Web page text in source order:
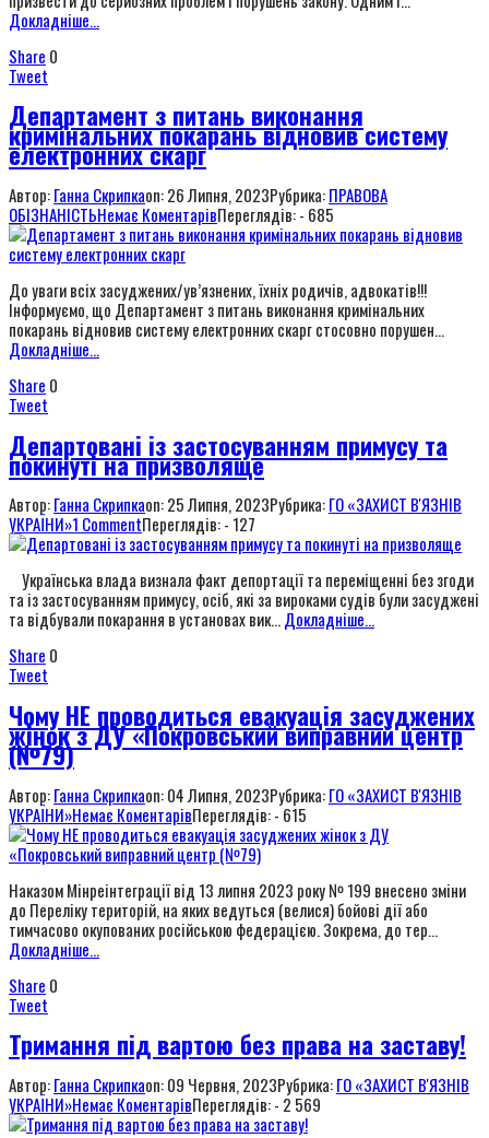
Докладніше...
Share 0
Tweet
Департамент з питань виконання
кримінальних покарань відновив систему
електронних скарг
Автор:Ганна Скрипкаon:26 Липня, 2023Рубрика:ПРАВОВА
ОБІЗНАНІСТЬНемає КоментарівПереглядів: - 685
До уваги всіх засуджених/ув’язнених, їхніх родичів, адвокатів!!!
Інформуємо, що Департамент з питань виконання кримінальних
покарань відновив систему електронних скарг стосовно порушен...
Докладніше...
Share 0
Tweet
Департовані із застосуванням примусу та
покинуті на призволяще
Автор:Ганна Скрипкаon:25 Липня, 2023Рубрика:ГО «ЗАХИСТ В'ЯЗНІВ
УКРАЇНИ»1 CommentПереглядів: - 127
Українська влада визнала факт депортації та переміщенні без згоди
та із застосуванням примусу, осіб, які за вироками судів були засуджені
та відбували покарання в установах вик...Докладніше...
Share 0
Tweet
Чому НЕ проводиться евакуація засуджених
жінок з ДУ «Покровський виправний центр
(№79)
Автор:Ганна Скрипкаon:04 Липня, 2023Рубрика:ГО «ЗАХИСТ В'ЯЗНІВ
УКРАЇНИ»Немає КоментарівПереглядів: - 615
Наказом Мінреінтеграції від 13 липня 2023 року № 199 внесено зміни
до Переліку територій, на яких ведуться (велися) бойові дії або
тимчасово окупованих російською федерацією. Зокрема, до тер...
Докладніше...
Share 0
Tweet
Тримання під вартою без права на заставу!
Автор:Ганна Скрипкаon:09 Червня, 2023Рубрика:ГО «ЗАХИСТ В'ЯЗНІВ
УКРАЇНИ»Немає КоментарівПереглядів: - 2 569